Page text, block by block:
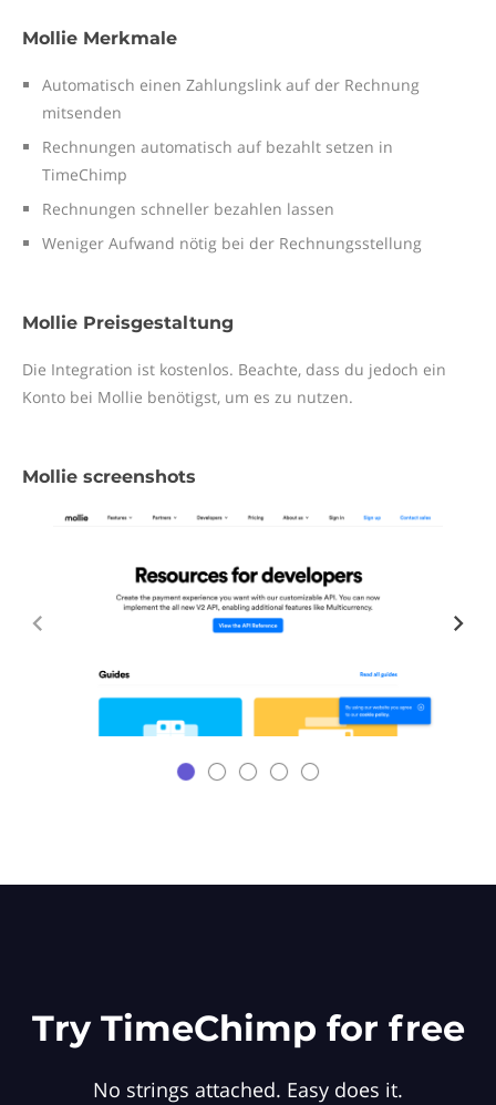
Mollie Merkmale
Automatisch einen Zahlungslink auf der Rechnung
mitsenden
Rechnungen automatisch auf bezahlt setzen in
TimeChimp
Rechnungen schneller bezahlen lassen
Weniger Aufwand nötig bei der Rechnungsstellung
Mollie Preisgestaltung
Die Integration ist kostenlos. Beachte, dass du jedoch ein
Konto bei Mollie benötigst, um es zu nutzen.
Mollie screenshots
Try TimeChimp for free
No strings attached. Easy does it.